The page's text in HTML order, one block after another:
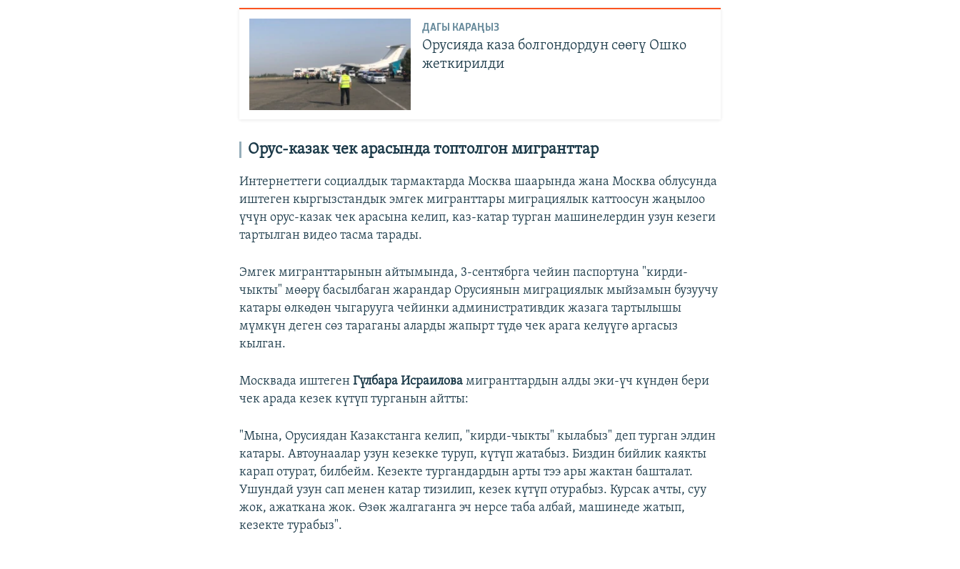
ДАГЫ КАРАҢЫЗ
Орусияда каза болгондордун сөөгү Ошко
жеткирилди
Орус-казак чек арасында топтолгон мигранттар
Интернеттеги социалдык тармактарда Москва шаарында жана Москва облусунда
иштеген кыргызcтандык эмгек мигранттары миграциялык каттоосун жаңылоо
үчүн орус-казак чек арасына келип, каз-катар турган машинелердин узун кезеги
тартылган видео тасма тарады.
Эмгек мигранттарынын айтымында, 3-сентябрга чейин паспортуна "кирди-
чыкты" мөөрү басылбаган жарандар Орусиянын миграциялык мыйзамын бузуучу
катары өлкөдөн чыгарууга чейинки административдик жазага тартылышы
мүмкүн деген сөз тараганы аларды жапырт түдө чек арага келүүгө аргасыз
кылган.
Москвада иштегенГүлбара Исраиловамигранттардын алды эки-үч күндөн бери
чек арада кезек күтүп турганын айтты:
"Мына, Орусиядан Казакстанга келип, "кирди-чыкты" кылабыз" деп турган элдин
катары. Автоунаалар узун кезекке туруп, күтүп жатабыз. Биздин бийлик каякты
карап отурат, билбейм. Кезекте тургандардын арты тээ ары жактан башталат.
Ушундай узун сап менен катар тизилип, кезек күтүп отурабыз. Курсак ачты, суу
жок, ажаткана жок. Өзөк жалгаганга эч нерсе таба албай, машинеде жатып,
кезекте турабыз".